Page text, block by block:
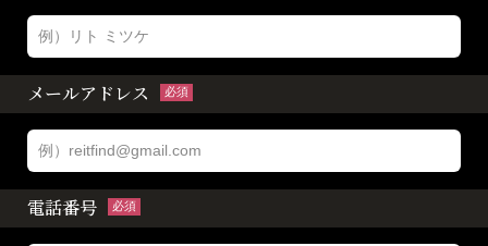
メールアドレス 必須
電話番号 必須